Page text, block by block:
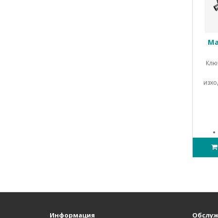
Информация